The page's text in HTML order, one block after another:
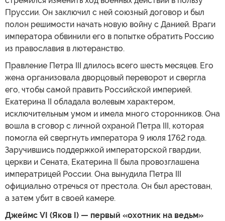
Пруссии. Он заключил с ней союзный договор и был
полон решимости начать новую войну с Данией. Враги
императора обвинили его в попытке обратить Россию
из православия в лютеранство.
Правление Петра III длилось всего шесть месяцев. Его
жена организовала дворцовый переворот и свергла
его, чтобы самой править Российской империей.
Екатерина II обладала волевым характером,
исключительным умом и имела много сторонников. Она
вошла в сговор с личной охраной Петра III, которая
помогла ей свергнуть императора 9 июля 1762 года.
Заручившись поддержкой императорской гвардии,
церкви и Сената, Екатерина II была провозглашена
императрицей России. Она вынудила Петра III
официально отречься от престола. Он был арестован,
а затем убит в своей камере.
Джеймс VI (Яков I) — первый «охотник на ведьм»